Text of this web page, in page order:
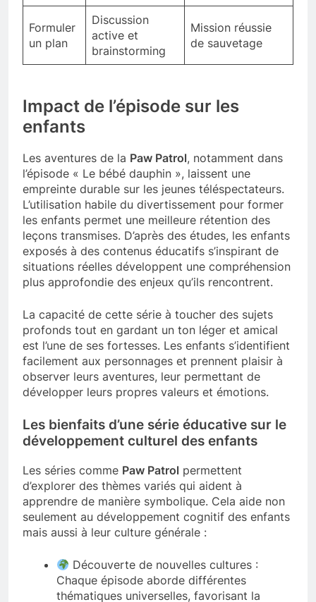
Formuler
un plan
Discussion
active et
brainstorming
Mission réussie
de sauvetage
Impact de l’épisode sur les
enfants
Les aventures de la Paw Patrol, notamment dans
l’épisode « Le bébé dauphin », laissent une
empreinte durable sur les jeunes téléspectateurs.
L’utilisation habile du divertissement pour former
les enfants permet une meilleure rétention des
leçons transmises. D’après des études, les enfants
exposés à des contenus éducatifs s’inspirant de
situations réelles développent une compréhension
plus approfondie des enjeux qu’ils rencontrent.
La capacité de cette série à toucher des sujets
profonds tout en gardant un ton léger et amical
est l’une de ses fortesses. Les enfants s’identifient
facilement aux personnages et prennent plaisir à
observer leurs aventures, leur permettant de
développer leurs propres valeurs et émotions.
Les bienfaits d’une série éducative sur le
développement culturel des enfants
Les séries comme Paw Patrol permettent
d’explorer des thèmes variés qui aident à
apprendre de manière symbolique. Cela aide non
seulement au développement cognitif des enfants
mais aussi à leur culture générale :
Découverte de nouvelles cultures :
Chaque épisode aborde différentes
thématiques universelles, favorisant la